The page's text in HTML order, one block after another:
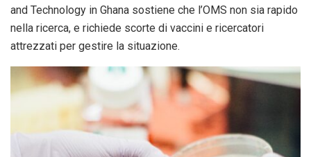
and Technology in Ghana sostiene che l’OMS non sia rapido
nella ricerca, e richiede scorte di vaccini e ricercatori
attrezzati per gestire la situazione.